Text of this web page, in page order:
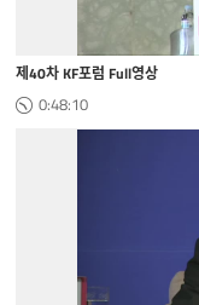
제40차 KF포럼 Full영상
0:48:10